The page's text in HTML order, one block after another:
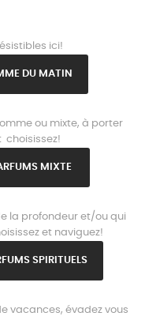
ici!
DU MATIN
ou mixte, à porter
choisissez!
MIXTE
la profondeur et/ou qui
et naviguez!
SPIRITUELS
vacances, évadez vous